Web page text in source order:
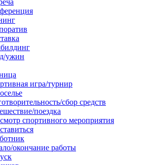
ужин
игра/турнир
сбор средств
поездка
спортивного мероприятия
окончание работы